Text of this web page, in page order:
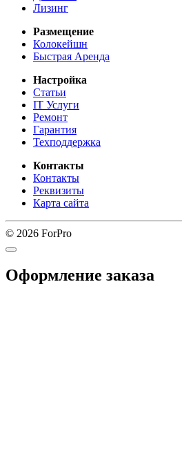
Лизинг
Размещение
Колокейшн
Быстрая Аренда
Настройка
Статьи
IT Услуги
Ремонт
Гарантия
Техподдержка
Контакты
Контакты
Реквизиты
Карта сайта
© 2026 ForPro
Оформление заказа